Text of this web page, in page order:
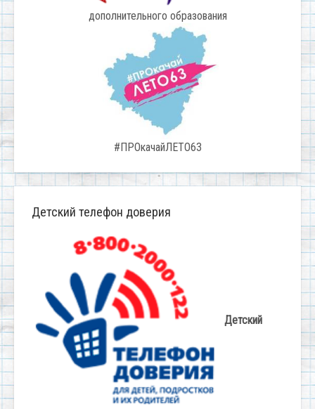
дополнительного образования
#ПРОкачайЛЕТО63
Детский телефон доверия
Детский